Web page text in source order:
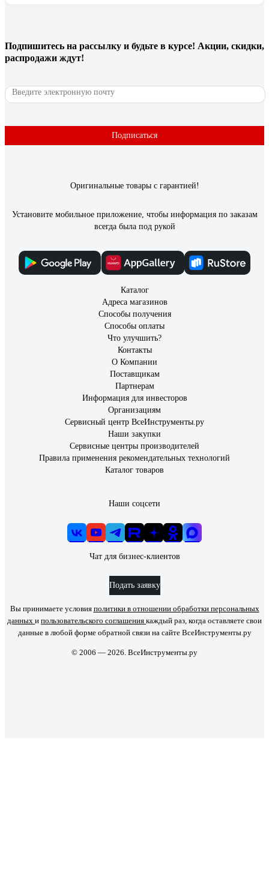
Подпишитесь на рассылку и будьте в курсе! Акции, скидки,
распродажи ждут!
Подписаться
Оригинальные товары с гарантией!
Установите мобильное приложение, чтобы информация по заказам
всегда была под рукой
Каталог
Адреса магазинов
Способы получения
Способы оплаты
Что улучшить?
Контакты
О Компании
Поставщикам
Партнерам
Информация для инвесторов
Организациям
Сервисный центр ВсеИнструменты.ру
Наши закупки
Сервисные центры производителей
Правила применения рекомендательных технологий
Каталог товаров
Наши соцсети
Чат для бизнес-клиентов
Подать заявку
Вы принимаете условия политики в отношении обработки персональных
данных и пользовательского соглашения каждый раз, когда оставляете свои
данные в любой форме обратной связи на сайте ВсеИнструменты.ру
© 2006 — 2026. ВсеИнструменты.ру